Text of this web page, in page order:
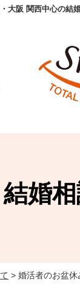
大阪 関西中心の結婚
結婚
> 婚活者のお盆休